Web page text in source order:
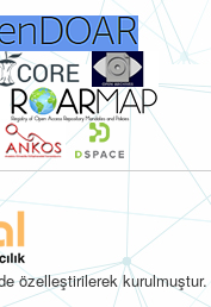
özelleştirilerek kurulmuştur.